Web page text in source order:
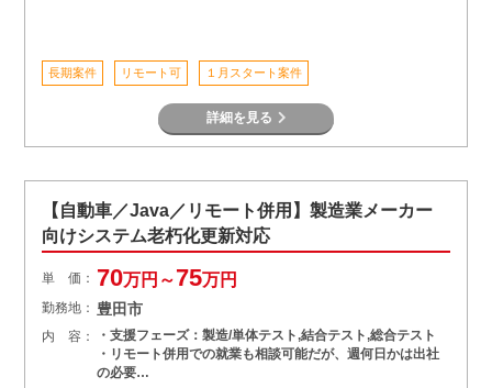
長期案件 リモート可 １月スタート案件
詳細を見る
【自動車／Java／リモート併用】製造業メーカー
向けシステム老朽化更新対応
単 価： 70万円～75万円
勤務地： 豊田市
内 容：
・支援フェーズ：製造/単体テスト,結合テスト,総合テスト
・リモート併用での就業も相談可能だが、週何日かは出社
の必要…